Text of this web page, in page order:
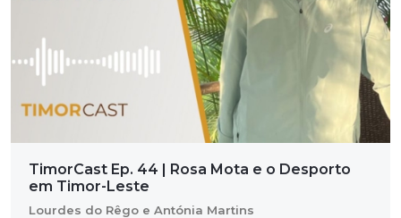
TimorCast Ep. 44 | Rosa Mota e o Desporto
em Timor-Leste
Lourdes do Rêgo e Antónia Martins